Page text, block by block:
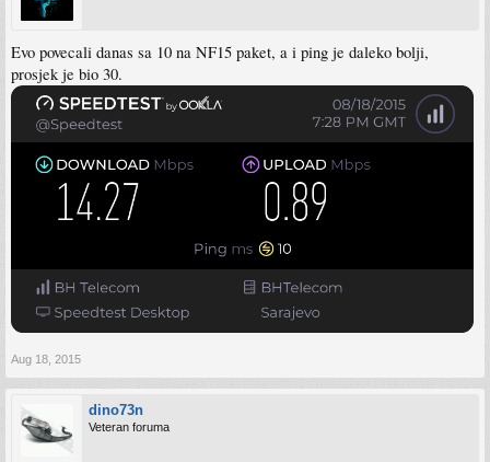
Evo povecali danas sa 10 na NF15 paket, a i ping je daleko bolji,
prosjek je bio 30.
Aug 18, 2015
dino73n
Veteran foruma